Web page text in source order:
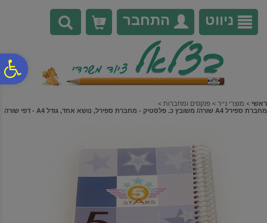
נגישות
אתר
המרכזי
ניווט התחבר 0
ראשי > מוצרי נייר > פנקסים ומחברות >
מחברת ספירל A4 שורה/ משובץ כ. פלסטיק - מחברת ספירל, נושא אחד, גודל A4 - דפי שורה